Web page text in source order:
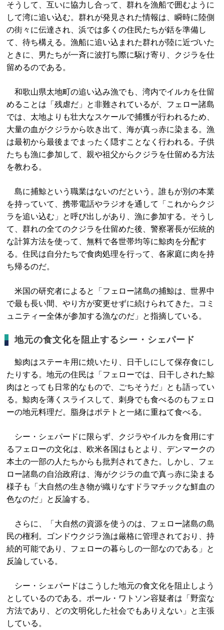
そうして、互いに協力し合って、群れを漁船で囲むように
して湾に追い込む。群れが発見された情報は、瞬時に陸側
の街々に伝達され、浜では多くの住民たちが銛を準備し
て、待ち構える。漁船に追い込まれた群れが陸に近づいた
ときに、男たちが一斉に波打ち際に駆け寄り、クジラを仕
留めるのである。
和歌山県太地町の追い込み漁でも、湾内でイルカを仕留
めることは「残虐だ」と非難されているが、フェロー諸島
では、太地よりも壮大なスケールで捕獲が行われるため、
大量の血がクジラから吹き出て、海が真っ赤に染まる。漁
は最初から最後までまったく隠すことなく行われる。子供
たちも漁に参加して、親や祖父からクジラを仕留める方法
を教わる。
島に捕鯨という職業はないのだという。誰もが別の本業
を持っていて、携帯電話やラジオを通して「これからクジ
ラを追い込む」と呼び出しがあり、漁に参加する。そうし
て、群れの全てのクジラを仕留めた後、警察署長が伝統的
な計算方法を使って、無料で各世帯均等に鯨肉を分配す
る。住民は自分たちで食肉処理を行って、各家庭に肉を持
ち帰るのだ。
米国の研究者によると「フェロー諸島の捕鯨は、世界中
で最も長い間、やり方が変更せずに続けられてきた。コミ
ュニティー全体が参加する漁なのだ」と指摘している。
地元の食文化を阻止するシー・シェパード
鯨肉はステーキ用に焼いたり、日干しにして保存食にし
たりする。地元の住民は「フェローでは、日干しされた鯨
肉はとっても日常的なもので、ごちそうだ」とも語ってい
る。鯨肉を薄くスライスして、刺身でも食べるのもフェロ
ーの地元料理だ。脂身はポテトと一緒に重ねて食べる。
シー・シェパードに限らず、クジラやイルカを食用にす
るフェローの文化は、欧米各国はもとより、デンマークの
本土の一部の人たちからも批判されてきた。しかし、フェ
ロー諸島の自治政府は、海がクジラの血で真っ赤に染まる
様子も「大自然の生き物が織りなすドラマチックな鮮血の
色なのだ」と反論する。
さらに、「大自然の資源を使うのは、フェロー諸島の島
民の権利。ゴンドウクジラ漁は厳格に管理されており、持
続的可能であり、フェローの暮らしの一部なのである」と
反論している。
シー・シェパードはこうした地元の食文化を阻止しよう
としているのである。ポール・ワトソン容疑者は「野蛮な
方法であり、どの文明化した社会でもありえない」と主張
している。